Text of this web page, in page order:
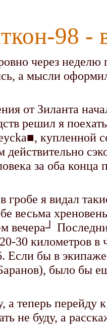
98 -
через неделю
а мысли
от Зиланта
решил я
купленной
действительно
за оба конца
я видал
весьма
вечера┘
30 километров в
Если бы в
было бы
теперь перейду
не буду, а